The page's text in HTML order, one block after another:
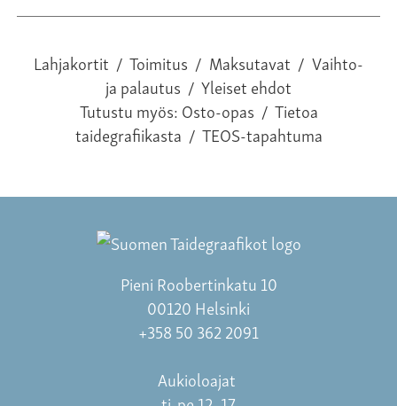
Lahjakortit / Toimitus / Maksutavat / Vaihto-
ja palautus / Yleiset ehdot
Tutustu myös:Osto-opas / Tietoa
taidegrafiikasta / TEOS-tapahtuma
Pieni Roobertinkatu 10
00120 Helsinki
+358 50 362 2091
Aukioloajat